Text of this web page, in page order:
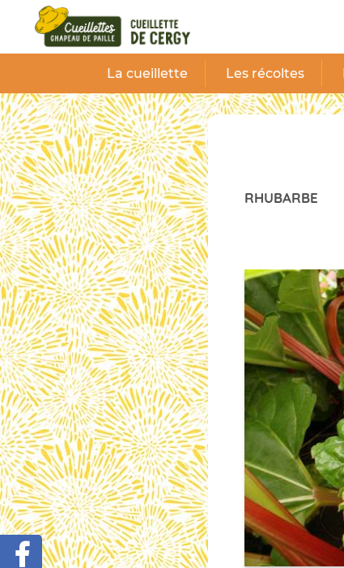
La cueillette Les récoltes
RHUBARBE
Panneau de gestion des cookies